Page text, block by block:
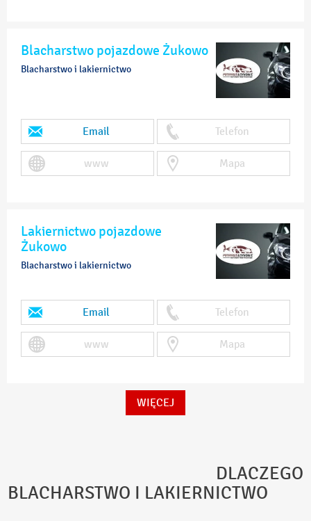
Blacharstwo pojazdowe Żukowo
Blacharstwo i lakiernictwo
Email Telefon
www Mapa
Lakiernictwo pojazdowe
Żukowo
Blacharstwo i lakiernictwo
Email Telefon
www Mapa
WIĘCEJ
DLACZEGO
BLACHARSTWO I LAKIERNICTWO